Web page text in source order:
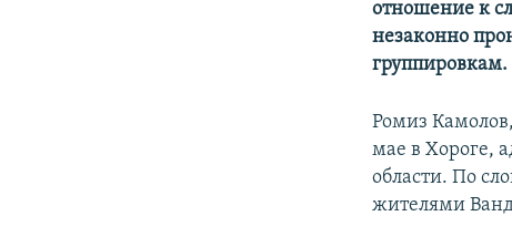
отношение к
незаконно
группировкам.
Ромиз
мае в Хороге,
области. По
жителями